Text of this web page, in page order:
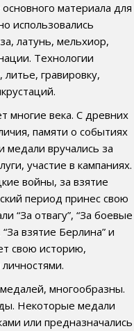
материала для
использовались
латунь, мельхиор,
Технологии
гравировку,
многие века. С древних
памяти о событиях
медали вручались за
участие в кампаниях.
войны, за взятие
период принес свою
“За отвагу”, “За боевые
взятие Берлина” и
свою историю,
многообразны.
Некоторые медали
или предназначались